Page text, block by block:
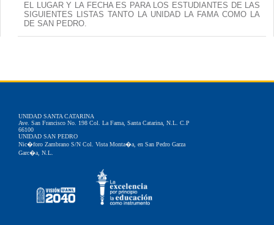
EL LUGAR Y LA FECHA ES PARA LOS ESTUDIANTES DE LAS
SIGUIENTES LISTAS TANTO LA UNIDAD LA FAMA COMO LA
DE SAN PEDRO.
UNIDAD SANTA CATARINA
Ave. San Francisco No. 198 Col. La Fama, Santa Catarina, N.L. C.P
66100
UNIDAD SAN PEDRO
Nic�foro Zambrano S/N Col. Vista Monta�a, en San Pedro Garza
Garc�a, N.L.